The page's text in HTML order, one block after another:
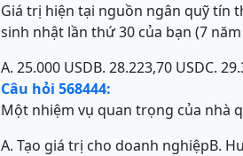
Giá trị hiện tại nguồn ngân quỹ tín
sinh nhật lần thứ 30 của bạn (7
A. 25.000 USDB. 28.223,70 USDC.
Câu hỏi 568444:
Một nhiệm vụ quan trọng của nhà
A. Tạo giá trị cho doanh nghiệpB.